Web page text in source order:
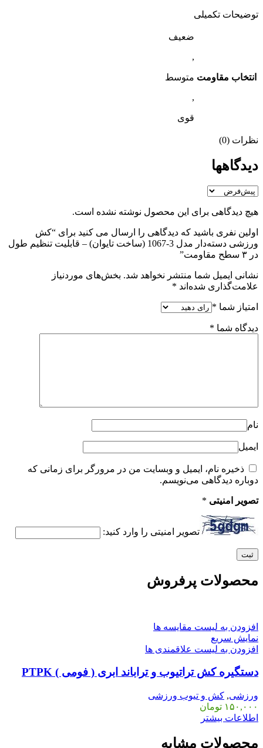
توضیحات تکمیلی
انتخاب مقاومت
ضعیف
,
متوسط
,
قوی
نظرات (0)
دیدگاهها
هیچ دیدگاهی برای این محصول نوشته نشده است.
اولین نفری باشید که دیدگاهی را ارسال می کنید برای “کش
ورزشی دسته‌دار مدل 3-1067 (ساخت تایوان) – قابلیت تنظیم طول
در ۳ سطح مقاومت”
نشانی ایمیل شما منتشر نخواهد شد. بخش‌های موردنیاز
علامت‌گذاری شده‌اند *
امتیاز شما *
دیدگاه شما *
نام
ایمیل
ذخیره نام، ایمیل و وبسایت من در مرورگر برای زمانی که
دوباره دیدگاهی می‌نویسم.
تصویر امنیتی *
تصویر امنیتی را وارد کنید:
محصولات پرفروش
افزودن به لیست مقایسه ها
نمایش سریع
افزودن به لیست علاقمندی ها
دستگیره کش تراتیوب و تراباند ابری ( فومی ) PTPK
ورزشی, کش و تیوب ورزشی
۱۵۰,۰۰۰ تومان
اطلاعات بیشتر
محصولات مشابه